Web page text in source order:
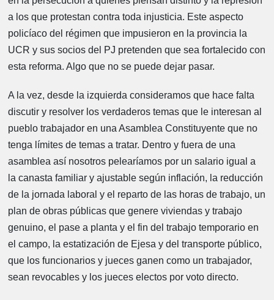
a los que protestan contra toda injusticia. Este aspecto
policíaco del régimen que impusieron en la provincia la
UCR y sus socios del PJ pretenden que sea fortalecido con
esta reforma. Algo que no se puede dejar pasar.
A la vez, desde la izquierda consideramos que hace falta
discutir y resolver los verdaderos temas que le interesan al
pueblo trabajador en una Asamblea Constituyente que no
tenga límites de temas a tratar. Dentro y fuera de una
asamblea así nosotros pelearíamos por un salario igual a
la canasta familiar y ajustable según inflación, la reducción
de la jornada laboral y el reparto de las horas de trabajo, un
plan de obras públicas que genere viviendas y trabajo
genuino, el pase a planta y el fin del trabajo temporario en
el campo, la estatización de Ejesa y del transporte público,
que los funcionarios y jueces ganen como un trabajador,
sean revocables y los jueces electos por voto directo.